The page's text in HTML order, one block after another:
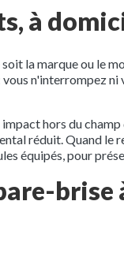
à
la marque ou le
n'interrompez
hors du
réduit. Quand le
équipés, pour
brise